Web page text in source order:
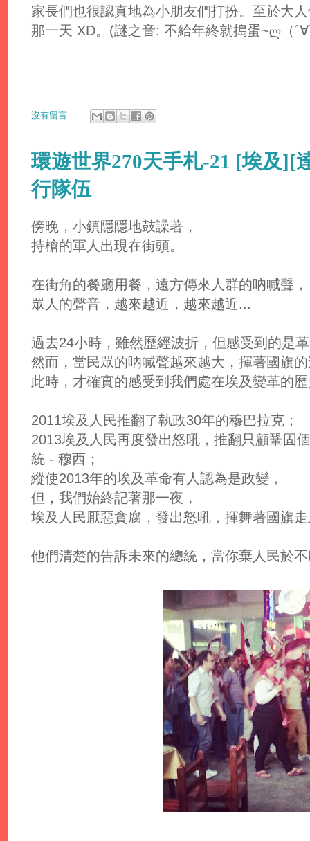
家長們也很認真地為小朋友們打扮。至於大
那一天 XD。(謎之音: 不給年終就搗蛋~ლ（
沒有留言:
環遊世界270天手札-21 [埃及][
行隊伍
傍晚，小鎮隱隱地鼓譟著，
持槍的軍人出現在街頭。
在街角的餐廳用餐，遠方傳來人群的吶喊聲，
眾人的聲音，越來越近，越來越近...
過去24小時，雖然歷經波折，但感受到的是
然而，當民眾的吶喊聲越來越大，揮著國旗
此時，才確實的感受到我們處在埃及變革的
2011埃及人民推翻了執政30年的穆巴拉克；
2013埃及人民再度發出怒吼，推翻只顧鞏固
統 - 穆西；
縱使2013年的埃及革命有人認為是政變，
但，我們始終記著那一夜，
埃及人民厭惡貪腐，發出怒吼，揮舞著國旗
他們清楚的告訴未來的總統，當你棄人民於